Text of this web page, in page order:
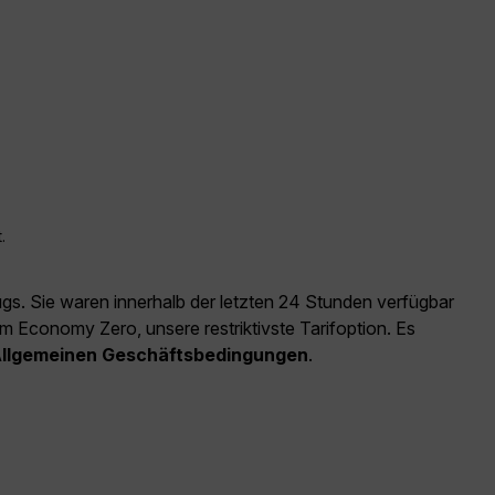
Sie waren innerhalb der letzten 24 Stunden verfügbar
Economy Zero, unsere restriktivste Tarifoption. Es
Geschäftsbedingungen.